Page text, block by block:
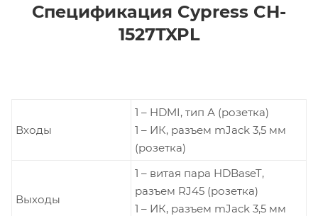
Спецификация Cypress CH-
1527TXPL
Входы
1 – HDMI, тип А (розетка)
1 – ИК, разъем mJack 3,5 мм
(розетка)
Выходы
1 – витая пара HDBaseT,
разъем RJ45 (розетка)
1 – ИК, разъем mJack 3,5 мм